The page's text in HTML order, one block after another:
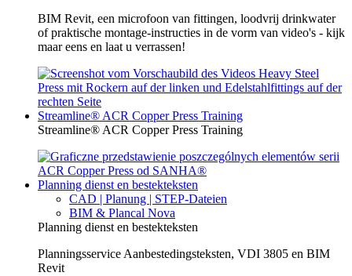
BIM Revit, een microfoon van fittingen, loodvrij drinkwater
of praktische montage-instructies in de vorm van video's - kijk
maar eens en laat u verrassen!
Streamline® ACR Copper Press Training
Streamline® ACR Copper Press Training
Planning dienst en bestekteksten
CAD | Planung | STEP-Dateien
BIM & Plancal Nova
Planning dienst en bestekteksten
Planningsservice Aanbestedingsteksten, VDI 3805 en BIM
Revit